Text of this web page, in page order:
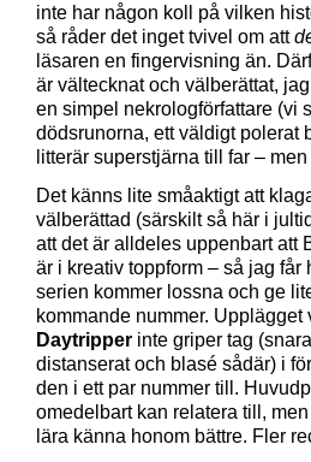
inte har någon koll på vilken
så råder det inget tvivel om att
läsaren en fingervisning än.
är vältecknat och välberättat,
en simpel nekrologförfattare (vi
dödsrunorna, ett väldigt polerat
litterär superstjärna till far –
Det känns lite småaktigt att
välberättad (särskilt så här i
att det är alldeles uppenbart att
är i kreativ toppform – så jag
serien kommer lossna och ge
kommande nummer.
Daytripper inte griper tag
distanserat och blasé sådär) i
den i ett par nummer till.
omedelbart kan relatera till,
lära känna honom bättre. Fler